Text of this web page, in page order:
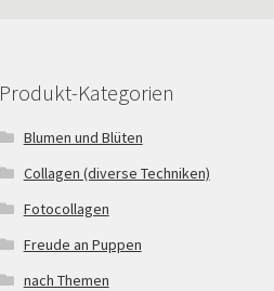
Produkt-Kategorien
Blumen und Blüten
Collagen (diverse Techniken)
Fotocollagen
Freude an Puppen
nach Themen